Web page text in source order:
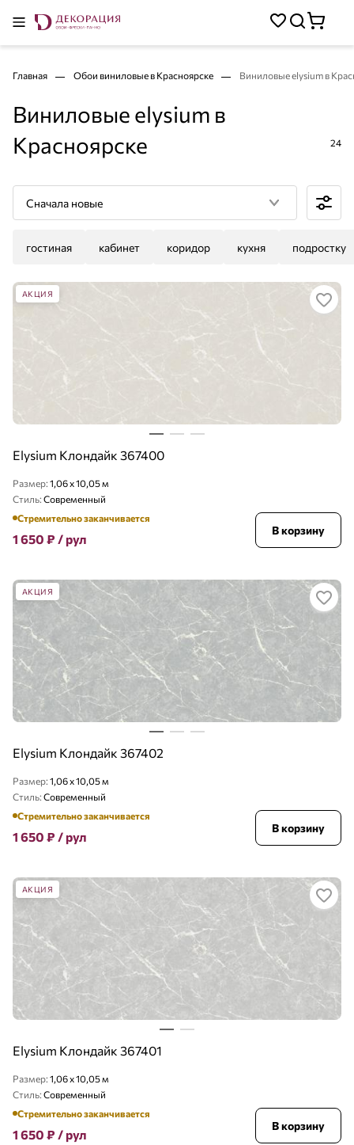
Главная Обои виниловые в Красноярске Виниловые elysium в
Виниловые elysium в
Красноярске
24
Сначала новые
гостиная кабинет коридор кухня подростку
АКЦИЯ
Elysium Клондайк 367400
Размер: 1,06 x 10,05 м
Стиль: Современный
Стремительно заканчивается
1 650 ₽ / рул
В корзину
АКЦИЯ
Elysium Клондайк 367402
Размер: 1,06 x 10,05 м
Стиль: Современный
Стремительно заканчивается
1 650 ₽ / рул
В корзину
АКЦИЯ
Elysium Клондайк 367401
Размер: 1,06 x 10,05 м
Стиль: Современный
Стремительно заканчивается
1 650 ₽ / рул
В корзину